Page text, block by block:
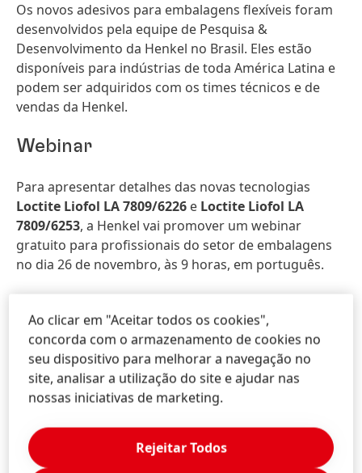
Os novos adesivos para embalagens flexíveis foram
desenvolvidos pela equipe de Pesquisa &
Desenvolvimento da Henkel no Brasil. Eles estão
disponíveis para indústrias de toda América Latina e
podem ser adquiridos com os times técnicos e de
vendas da Henkel.
Webinar
Para apresentar detalhes das novas tecnologias
Loctite Liofol LA 7809/6226 e Loctite Liofol LA
7809/6253, a Henkel vai promover um webinar
gratuito para profissionais do setor de embalagens
no dia 26 de novembro, às 9 horas, em português.
por Adriano Rodrigo dos Santos, Gerente Técnico da
Henkel, que irá explicar as finalidades e diferenciais
dos lançamentos. Para participar, os interessados
devem ser inscreveraqui.
Ao clicar em "Aceitar todos os cookies",
concorda com o armazenamento de cookies no
seu dispositivo para melhorar a navegação no
site, analisar a utilização do site e ajudar nas
nossas iniciativas de marketing.
Rejeitar Todos